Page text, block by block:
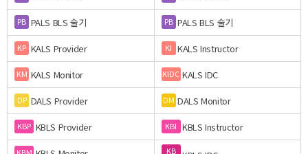
PB PALS BLS 술기 PB PALS BLS 술기
KP KALS Provider KI KALS Instructor
KM KALS Monitor KIDC KALS IDC
DP DALS Provider DM DALS Monitor
KBP KBLS Provider KBI KBLS Instructor
KB